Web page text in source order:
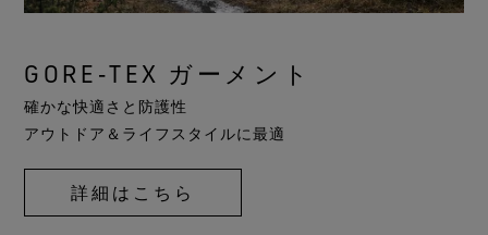
GORE‑TEX ガーメント
確かな快適さと防護性
アウトドア＆ライフスタイルに最適
詳細はこちら